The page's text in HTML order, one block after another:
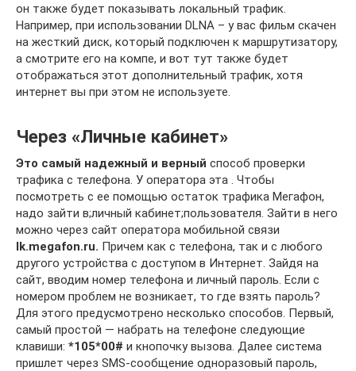
он также будет показывать локальный трафик.
Например, при использовании DLNA – у вас фильм скачен
на жесткий диск, который подключен к маршрутизатору,
а смотрите его на компе, и вот тут также будет
отображаться этот дополнительный трафик, хотя
интернет вы при этом не используете.
Через «Личные кабинет»
Это самый надежный и верный способ проверки
трафика с телефона. У оператора эта . Чтобы
посмотреть с ее помощью остаток трафика Мегафон,
надо зайти в;личный кабинет;пользователя. Зайти в него
можно через сайт оператора мобильной связи
lk.megafon.ru. Причем как с телефона, так и с любого
другого устройства с доступом в Интернет. Зайдя на
сайт, вводим номер телефона и личный пароль. Если с
номером проблем не возникает, то где взять пароль?
Для этого предусмотрено несколько способов. Первый,
самый простой — набрать на телефоне следующие
клавиши: *105*00# и кнопочку вызова. Далее система
пришлет через SMS-сообщение одноразовый пароль,